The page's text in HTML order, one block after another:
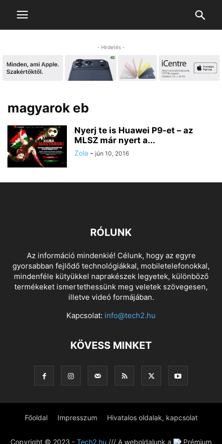
- Hirdetés -
magyarok eb
Nyerj te is Huawei P9-et – az
MLSZ már nyert a...
Zola - jún 10, 2016
RÓLUNK
Az információ mindenkié! Célunk, hogy az egyre
gyorsabban fejlődő technológiákkal, mobiletelefonokkal,
mindenféle kütyükkel naprakészek legyetek, különböző
termékeket ismertethessünk meg veletek szövegesen,
illetve videó formájában.
Kapcsolat: info@tech2.hu
KÖVESS MINKET
Főoldal Impresszum Hivatalos oldalak, kapcsolat
Copyright © 2023 - Tech2.hu /// A weboldalunk a Prémium